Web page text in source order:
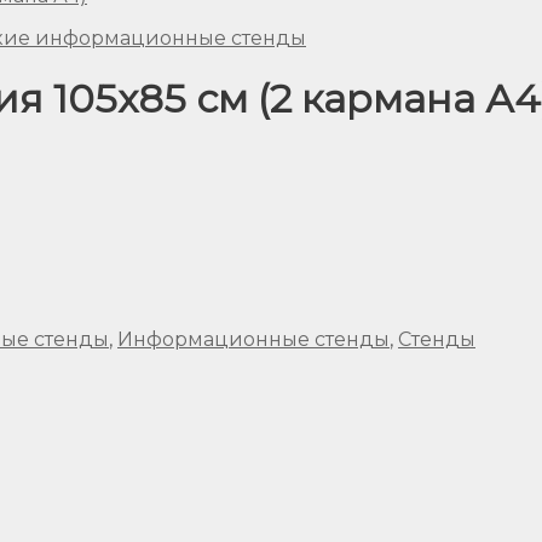
информационные стенды
105х85 см (2 кармана
стенды, Информационные стенды, Стенды